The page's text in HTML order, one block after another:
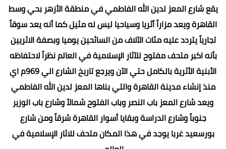
يقع شارع المعز لدين الله الفاطمي في منطقة الأزهر بحي وسط
القاهرة ويعد مزاراً أثريا وسياحيا ليس له مثيل كما أنه يعد سوقاً
تجارياً يتردد عليه مئات الآلاف من السائحين يوميا وبصفة الاثريين
بأنه اكبر متحف مفتوح للآثار الإسلامية في العالم نظراً لاحتفاظه
الأبنية الأثرية بالكامل حتي الآن ويرجع تاريخ الشارع الي 969م اي
منذ إنشاء مدينة القاهرة والتي بناها المعز لدين الله الفاطمي
ويعد شارع المعز باب النصر وباب الفتوح شمالاً وشارع باب الوزير
جنوباً وشارع الدراسة وبقايا أسوار القاهرة شرقاً ومن شارع
بورسعيد غربا يوجد في هذا المكان متحف للاثار الإسلامية في